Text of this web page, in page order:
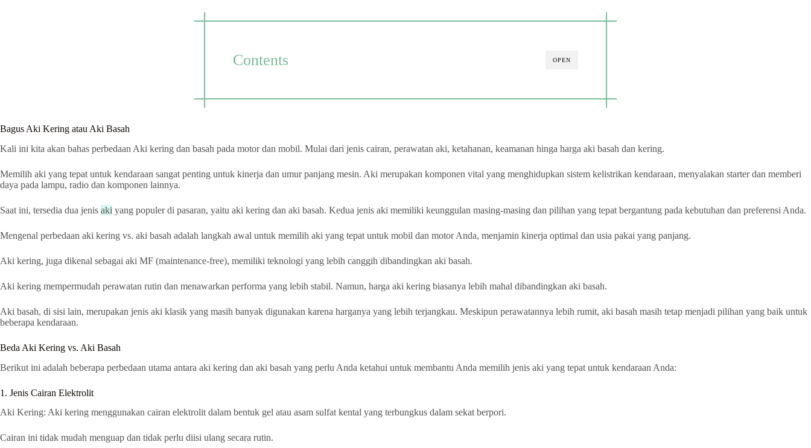
OPEN
Contents
Bagus Aki Kering atau Aki Basah
Kali ini kita akan bahas perbedaan Aki kering dan basah pada motor dan mobil. Mulai dari jenis cairan, perawatan aki, ketahanan, keamanan hinga harga aki basah dan kering.
Memilih aki yang tepat untuk kendaraan sangat penting untuk kinerja dan umur panjang mesin. Aki merupakan komponen vital yang menghidupkan sistem kelistrikan kendaraan, menyalakan starter dan memberi
daya pada lampu, radio dan komponen lainnya.
Saat ini, tersedia dua jenis aki yang populer di pasaran, yaitu aki kering dan aki basah. Kedua jenis aki memiliki keunggulan masing-masing dan pilihan yang tepat bergantung pada kebutuhan dan preferensi Anda.
Mengenal perbedaan aki kering vs. aki basah adalah langkah awal untuk memilih aki yang tepat untuk mobil dan motor Anda, menjamin kinerja optimal dan usia pakai yang panjang.
Aki kering, juga dikenal sebagai aki MF (maintenance-free), memiliki teknologi yang lebih canggih dibandingkan aki basah.
Aki kering mempermudah perawatan rutin dan menawarkan performa yang lebih stabil. Namun, harga aki kering biasanya lebih mahal dibandingkan aki basah.
Aki basah, di sisi lain, merupakan jenis aki klasik yang masih banyak digunakan karena harganya yang lebih terjangkau. Meskipun perawatannya lebih rumit, aki basah masih tetap menjadi pilihan yang baik untuk
beberapa kendaraan.
Beda Aki Kering vs. Aki Basah
Berikut ini adalah beberapa perbedaan utama antara aki kering dan aki basah yang perlu Anda ketahui untuk membantu Anda memilih jenis aki yang tepat untuk kendaraan Anda:
1. Jenis Cairan Elektrolit
Aki Kering: Aki kering menggunakan cairan elektrolit dalam bentuk gel atau asam sulfat kental yang terbungkus dalam sekat berpori.
Cairan ini tidak mudah menguap dan tidak perlu diisi ulang secara rutin.